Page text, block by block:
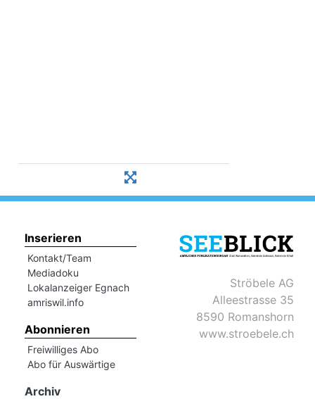
Inserieren
Kontakt/Team
Mediadoku
Lokalanzeiger Egnach
amriswil.info
Abonnieren
Freiwilliges Abo
Abo für Auswärtige
Archiv
Ströbele AG
Alleestrasse 35
8590 Romanshorn
www.stroebele.ch